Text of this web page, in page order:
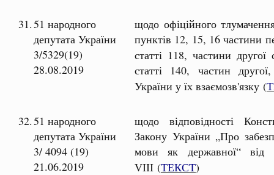
31.51 народного
депутата України
3/5329(19)
28.08.2019
щодо офіційного
пунктів 12, 15, 16 частини
статті 118, частини другої
статті 140, частин
України у їх взаємозв'язку (
32.51 народного
депутата України
3/ 4094 (19)
21.06.2019
щодо відповідності
Закону України „Про
мови як державної“
VIII (ТЕКСТ)